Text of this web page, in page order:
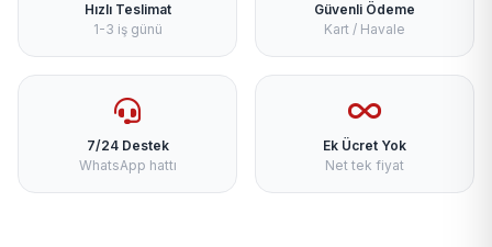
Hızlı Teslimat
1-3 iş günü
Güvenli Ödeme
Kart / Havale
7/24 Destek
WhatsApp hattı
Ek Ücret Yok
Net tek fiyat